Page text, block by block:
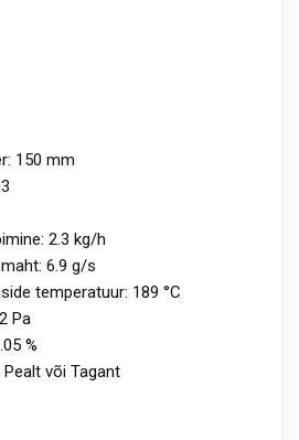
150 mm
2.3 kg/h
6.9 g/s
temperatuur: 189 °C
Pa
%
või Tagant